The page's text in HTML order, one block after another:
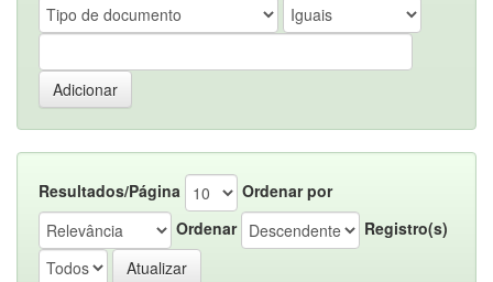
Resultados/Página
Ordenar por
Ordenar
Registro(s)